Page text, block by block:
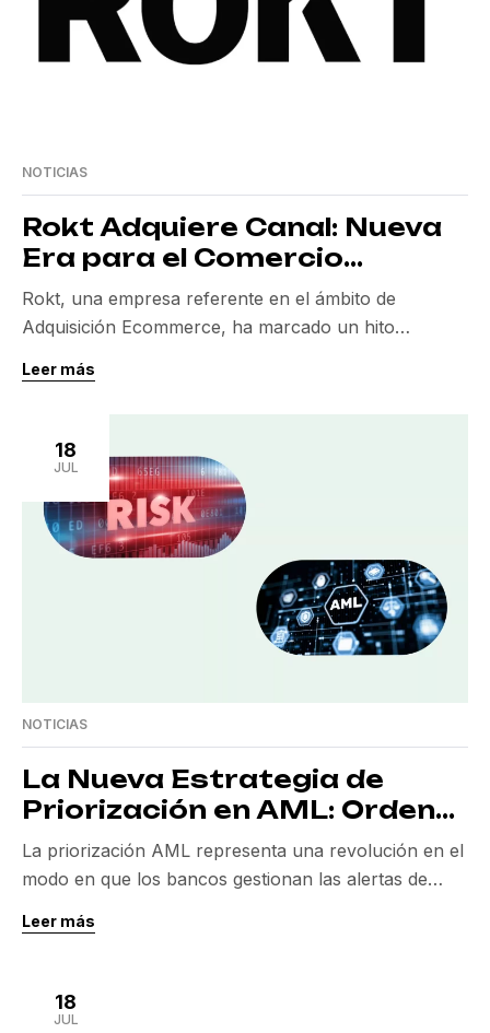
NOTICIAS
Rokt Adquiere Canal: Nueva
Era para el Comercio
Electrónico
Rokt, una empresa referente en el ámbito de
Adquisición Ecommerce, ha marcado un hito
Canal, una plataforma innovadora dedicada al
18 de julio de 2025, pretende no solo expandir las
capacidades de Rokt en el ámbito del ecommerce,
sino también […]
Leer más
18
JUL
NOTICIAS
La Nueva Estrategia de
Priorización en AML: Ordenar
Alertas por Riesgo
La priorización AML representa una revolución en el
modo en que los bancos gestionan las alertas de
se manejan siguiendo un orden cronológico, lo que a
críticas debido a sistemas de gobernanza y flujos de
trabajo antiguos que privilegian la eficiencia en […]
Leer más
18
JUL